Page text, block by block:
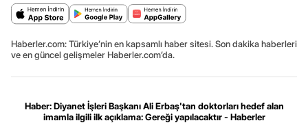
Haberler.com: Türkiye’nin en kapsamlı haber sitesi. Son dakika haberleri
ve en güncel gelişmeler Haberler.com’da.
Haber: Diyanet İşleri Başkanı Ali Erbaş'tan doktorları hedef alan
imamla ilgili ilk açıklama: Gereği yapılacaktır - Haberler